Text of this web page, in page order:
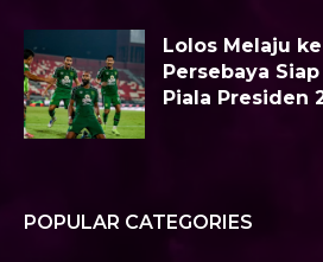
Lolos Melaju
Persebaya
Piala Presiden
POPULAR CATEGORIES